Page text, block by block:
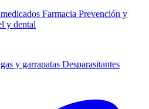
Farmacia Prevención y
y dental
y garrapatas Desparasitantes